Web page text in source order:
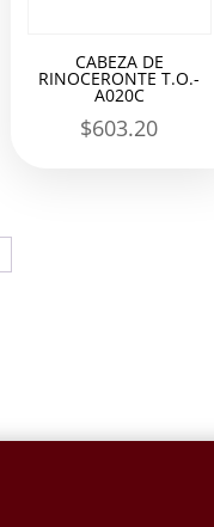
CABEZA DE
RINOCERONTE T.O.-
A020C
$603.20